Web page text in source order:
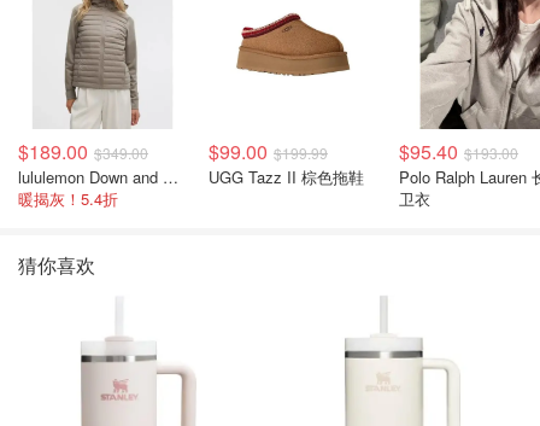
$189.00 $349.00
lululemon Down and Around 羽绒夹克
暖揭灰！5.4折
$99.00 $199.99
UGG Tazz II 棕色拖鞋
$95.40 $193.00
Polo Ralph Lauren
卫衣
猜你喜欢